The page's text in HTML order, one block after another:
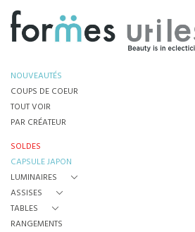
NOUVEAUTÉS
COUPS DE COEUR
TOUT VOIR
PAR CRÉATEUR
SOLDES
CAPSULE JAPON
LUMINAIRES
ASSISES
TABLES
RANGEMENTS